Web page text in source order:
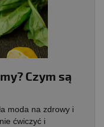
Czym są
moda na zdrowy i
ćwiczyć i